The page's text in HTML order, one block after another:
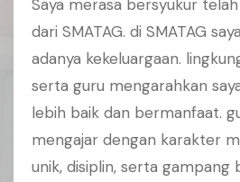
Saya merasa bersyukur
dari SMATAG. di SMATAG
adanya kekeluargaan.
serta guru mengarahkan
lebih baik dan bermanfaat.
mengajar dengan karakter
unik, disiplin, serta gampang